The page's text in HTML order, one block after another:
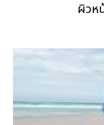
ผิวห